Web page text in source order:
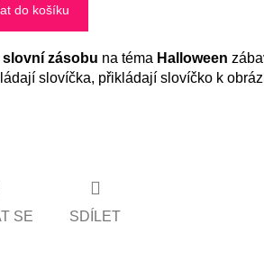
do košíku
zásobu na téma Halloween
slovíčka, přikládají slovíčko k
SE SDÍLET